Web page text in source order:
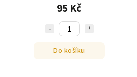
95 Kč
Do košíku